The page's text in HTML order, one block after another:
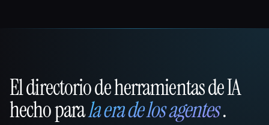
That AI Collection
El directorio de herramientas de IA
hecho parala era de los agentes.